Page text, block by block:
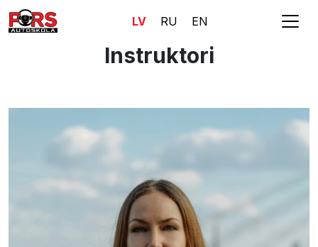
LV RU EN
Instruktori